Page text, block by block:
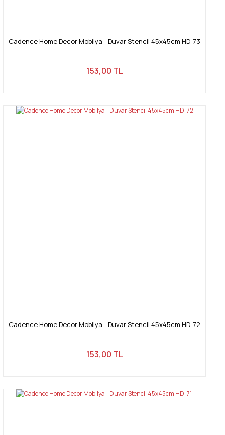
Cadence Home Decor Mobilya - Duvar Stencil 45x45cm HD-73
153,00 TL
Cadence Home Decor Mobilya - Duvar Stencil 45x45cm HD-72
153,00 TL